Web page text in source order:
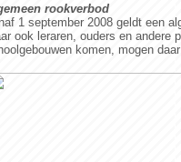
rookverbod
1 september 2008 geldt een
ook leraren, ouders en andere
komen, mogen